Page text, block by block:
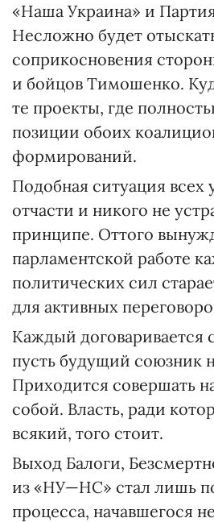
«Наша Украина» и
Несложно будет
соприкосновения
и бойцов Тимошенко.
те проекты, где
позиции обоих
формирований.
Подобная ситуация всех
отчасти и никого не
принципе. Оттого
парламентской работе
политических сил
для активных
Каждый
пусть будущий союзник
Приходится совершать
собой. Власть, ради
всякий, того стоит.
Выход Балоги,
из «НУ—НС» стал лишь
процесса, начавшегося